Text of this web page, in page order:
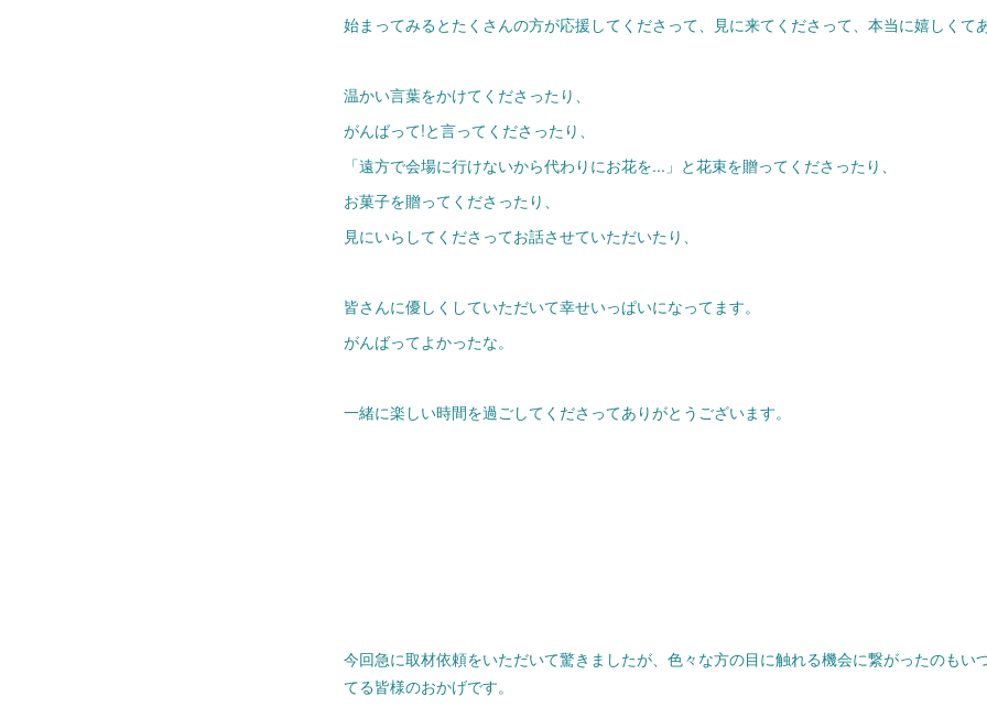
始まってみるとたくさんの方が応援してくださって、見に来てくださって、本当に嬉しくて
温かい言葉をかけてくださったり、
がんばって!と言ってくださったり、
「遠方で会場に行けないから代わりにお花を...」と花束を贈ってくださったり、
お菓子を贈ってくださったり、
見にいらしてくださってお話させていただいたり、
皆さんに優しくしていただいて幸せいっぱいになってます。
がんばってよかったな。
一緒に楽しい時間を過ごしてくださってありがとうございます。
今回急に取材依頼をいただいて驚きましたが、色々な方の目に触れる機会に繋がったのもい
てる皆様のおかげです。